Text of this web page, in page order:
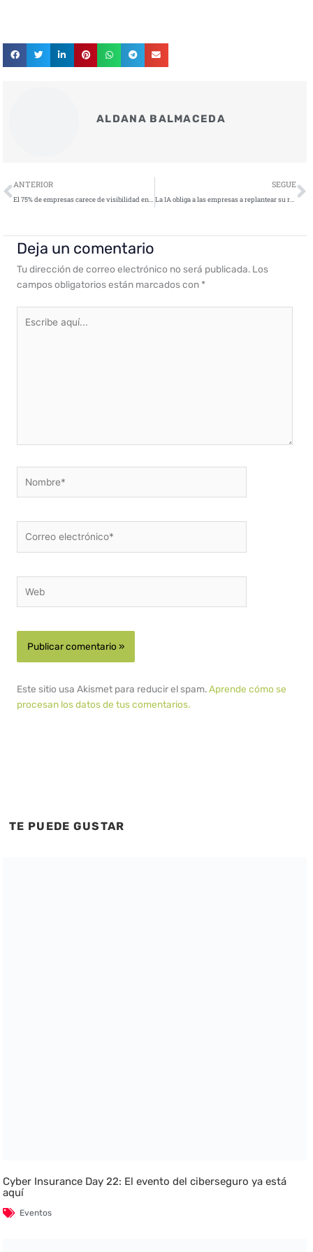
ALDANA BALMACEDA
Ant
ANTERIOR
El 75% de empresas carece de visibilidad en credenciales y aumenta el riesgo de ciberataques
SEGUE
La IA obliga a las empresas a replantear su resiliencia
Deja un comentario
Tu dirección de correo electrónico no será publicada. Los
campos obligatorios están marcados con *
aquí...
electrónico*
Este sitio usa Akismet para reducir el spam.Aprende cómo se
procesan los datos de tus comentarios.
TE PUEDE GUSTAR
Cyber Insurance Day 22: El evento del ciberseguro ya está
aquí
Eventos